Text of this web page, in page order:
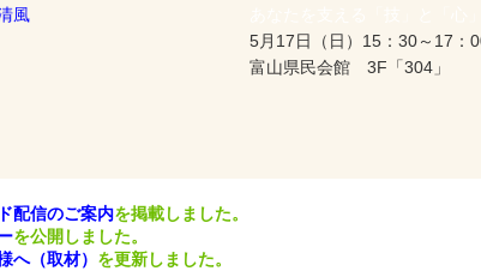
風
5月17日（日）15：30～17：
富山県民会館 3F「304」
配信のご案内を掲載しました。
を公開しました。
へ（取材） を更新しました。